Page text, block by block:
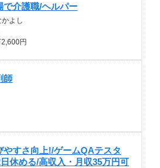
で介護職/ヘルパー
よし
円
師
やすさ向上!/ゲームQAテスタ
休める/高収入・月収35万円可